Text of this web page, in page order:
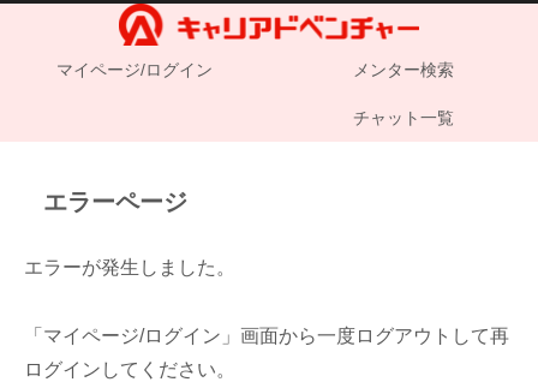
マイページ/ログイン メンター検索
チャット一覧
エラーページ
エラーが発生しました。
「マイページ/ログイン」画面から一度ログアウトして再
ログインしてください。